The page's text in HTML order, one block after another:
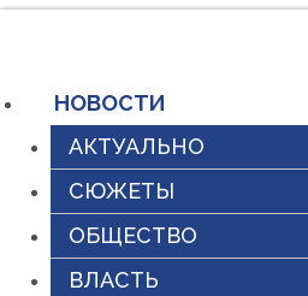
содержимому
НОВОСТИ
АКТУАЛЬНО
СЮЖЕТЫ
ОБЩЕСТВО
ВЛАСТЬ